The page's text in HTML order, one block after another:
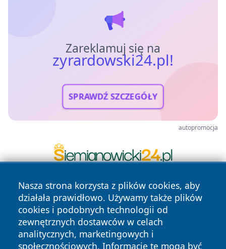
Zareklamuj się na
zyrardowski24.pl!
SPRAWDŹ SZCZEGÓŁY
autopromocja
Nasza strona korzysta z plików cookies, aby
działała prawidłowo. Używamy także plików
cookies i podobnych technologii od
zewnętrznych dostawców w celach
analitycznych, marketingowych i
społecznościowych. Informacje te mogą być
Copyright © 2026 zyrardowski24.pl Wszystkie prawa